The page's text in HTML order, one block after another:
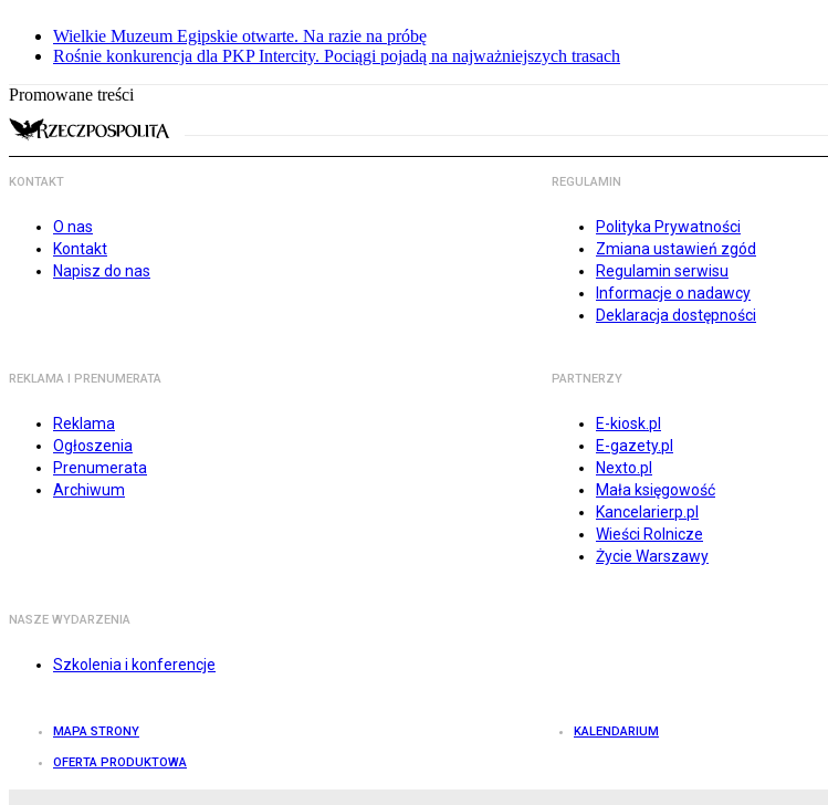
Wielkie Muzeum Egipskie otwarte. Na razie na próbę
Rośnie konkurencja dla PKP Intercity. Pociągi pojadą na najważniejszych trasach
Promowane treści
KONTAKT
O nas
Kontakt
Napisz do nas
REGULAMIN
Polityka Prywatności
Zmiana ustawień zgód
Regulamin serwisu
Informacje o nadawcy
Deklaracja dostępności
REKLAMA I PRENUMERATA
Reklama
Ogłoszenia
Prenumerata
Archiwum
PARTNERZY
E-kiosk.pl
E-gazety.pl
Nexto.pl
Mała księgowość
Kancelarierp.pl
Wieści Rolnicze
Życie Warszawy
NASZE WYDARZENIA
Szkolenia i konferencje
MAPA STRONY KALENDARIUM
OFERTA PRODUKTOWA